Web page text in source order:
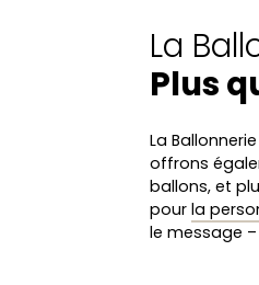
La
Plus
La
offrons
ballons, et
pour la
le message